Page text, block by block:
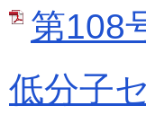
第108
低分子